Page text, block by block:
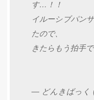
す…！！
イルーシブパン
たので、
きたらもう拍手
— どんきばっく